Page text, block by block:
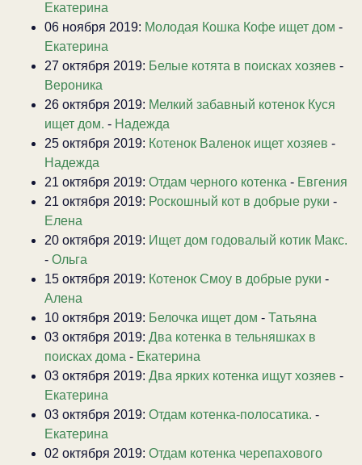
Екатерина
06 ноября 2019: Молодая Кошка Кофе ищет дом -
Екатерина
27 октября 2019: Белые котята в поисках хозяев -
Вероника
26 октября 2019: Мелкий забавный котенок Куся
ищет дом. - Надежда
25 октября 2019: Котенок Валенок ищет хозяев -
Надежда
21 октября 2019: Отдам черного котенка - Евгения
21 октября 2019: Роскошный кот в добрые руки -
Елена
20 октября 2019: Ищет дом годовалый котик Макс.
- Ольга
15 октября 2019: Котенок Смоу в добрые руки -
Алена
10 октября 2019: Белочка ищет дом - Татьяна
03 октября 2019: Два котенка в тельняшках в
поисках дома - Екатерина
03 октября 2019: Два ярких котенка ищут хозяев -
Екатерина
03 октября 2019: Отдам котенка-полосатика. -
Екатерина
02 октября 2019: Отдам котенка черепахового